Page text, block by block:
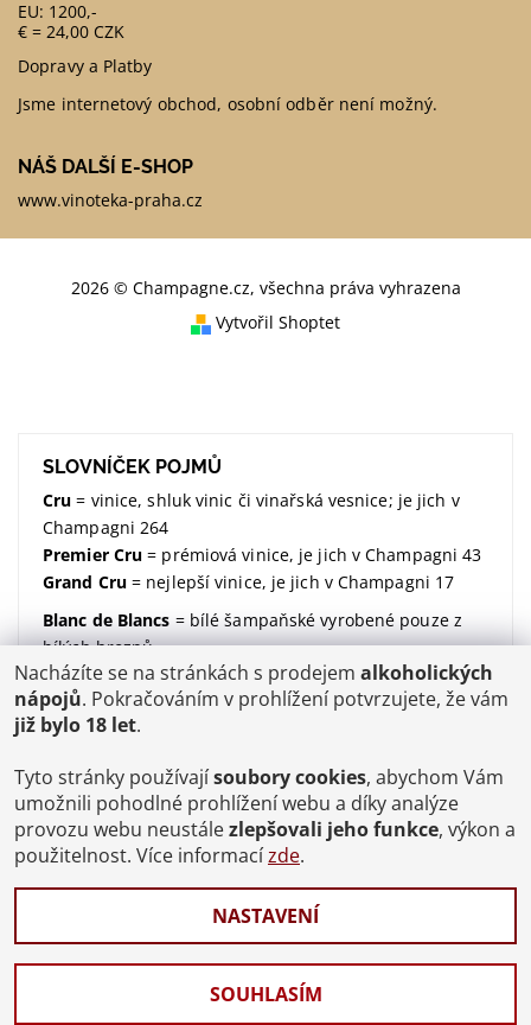
EU: 1200,-
€ = 24,00 CZK
Dopravy a Platby
Jsme internetový obchod, osobní odběr není možný.
NÁŠ DALŠÍ E-SHOP
www.vinoteka-praha.cz
2026 © Champagne.cz, všechna práva vyhrazena
Vytvořil Shoptet
SLOVNÍČEK POJMŮ
Cru = vinice, shluk vinic či vinařská vesnice; je jich v
Champagni 264
Premier Cru = prémiová vinice, je jich v Champagni 43
Grand Cru= nejlepší vinice, je jich v Champagni 17
Blanc de Blancs = bílé šampaňské vyrobené pouze z
bílých hroznů
Blanc de Noirs= bílé šampaňské vyrobené pouze z
modrých hroznů
dosáž / dosage / dávkování
cukru (udávané v gramech na litr)
Brut= suchý; značí kolik dodaného cukru v sobě
šampaňské má; více zde
degorgement / disgorgement / degorzáž / odstřelení
/ odkalení= proces, kdy se šampaňské zbaví kvasinek
a ukončí se tak jeho druhé zrání
Celý slovníček pojmů
Nacházíte se na stránkách s prodejem alkoholických
nápojů. Pokračováním v prohlížení potvrzujete, že vám
již bylo 18 let.
Tyto stránky používajísoubory cookies, abychom Vám
umožnili pohodlné prohlížení webu a díky analýze
provozu webu neustálezlepšovali jeho funkce, výkon a
použitelnost. Více informacízde.
NASTAVENÍ
SOUHLASÍM